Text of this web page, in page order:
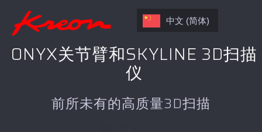
ONYX关节臂和SKYLINE 3D扫描
仪
前所未有的高质量3D扫描
中文 (简体)